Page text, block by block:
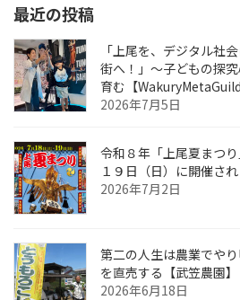
最近の投稿
「上尾を、デジタル社
街へ！」〜子どもの探
育む【
2026年7月5日
令和８年「上尾夏まつ
１９日（日）に開催され
2026年7月2日
第二の人生は農業でや
を直売する【武笠農園】
2026年6月18日